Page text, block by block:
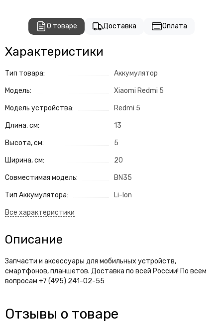
О товаре Доставка Оплата
Характеристики
Тип товара: Аккумулятор
Модель: Xiaomi Redmi 5
Модель устройства: Redmi 5
Длина, см: 13
Высота, см: 5
Ширина, см: 20
Совместимая модель: BN35
Тип Аккумулятора: Li-Ion
Описание
Запчасти и аксессуары для мобильных устройств,
смартфонов, планшетов. Доставка по всей России! По всем
вопросам +7 (495) 241-02-55
Отзывы о товаре